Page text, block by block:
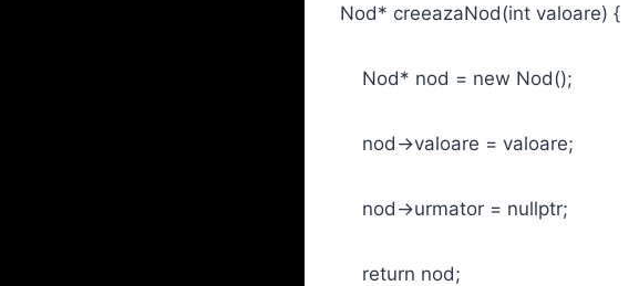
Nod* creeazaNod(int valoare) {
Nod* nod = new Nod();
nod->valoare = valoare;
nod->urmator = nullptr;
return nod;